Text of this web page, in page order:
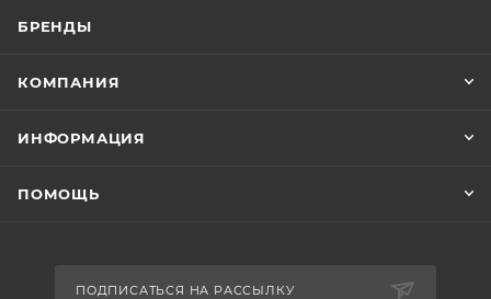
БРЕНДЫ
КОМПАНИЯ
ИНФОРМАЦИЯ
ПОМОЩЬ
ПОДПИСАТЬСЯ НА РАССЫЛКУ